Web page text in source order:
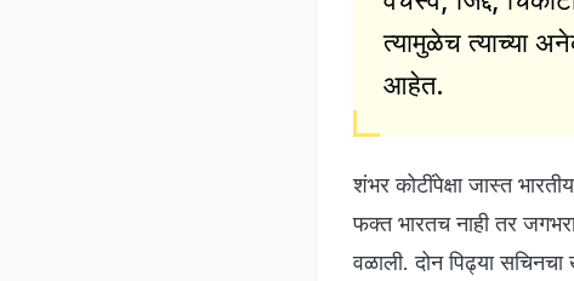
त्यामुळेच त्याच्या
आहेत.
शंभर कोटींपेक्षा जास्त
फक्त भारतच नाही तर
वळाली. दोन पिढ्या